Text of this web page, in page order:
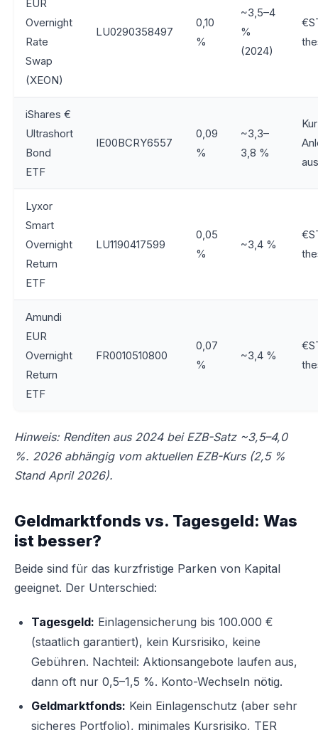
EUR
Overnight
Rate
Swap
(XEON)
LU0290358497
0,10
%
~3,5–4
%
(2024)
iShares €
Ultrashort
Bond
ETF
IE00BCRY6557
0,09
%
~3,3–
3,8 %
Lyxor
Smart
Overnight
Return
ETF
LU1190417599
0,05
%
~3,4 %
Amundi
EUR
Overnight
Return
ETF
FR0010510800
0,07
%
~3,4 %
Hinweis: Renditen aus 2024 bei EZB-Satz ~3,5–4,0
%. 2026 abhängig vom aktuellen EZB-Kurs (2,5 %
Stand April 2026).
Geldmarktfonds vs. Tagesgeld: Was
ist besser?
Beide sind für das kurzfristige Parken von Kapital
geeignet. Der Unterschied:
Tagesgeld: Einlagensicherung bis 100.000 €
(staatlich garantiert), kein Kursrisiko, keine
Gebühren. Nachteil: Aktionsangebote laufen aus,
dann oft nur 0,5–1,5 %. Konto-Wechseln nötig.
Geldmarktfonds: Kein Einlagenschutz (aber sehr
sicheres Portfolio), minimales Kursrisiko, TER